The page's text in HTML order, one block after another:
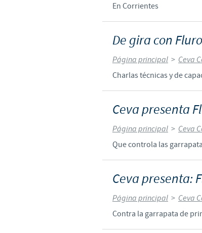
En Corrientes
De gira con
Página principal > Ceva
Charlas técnicas y de
Ceva presenta
Página principal > Ceva
Que controla las
Ceva presenta:
Página principal > Ceva
Contra la garrapata de